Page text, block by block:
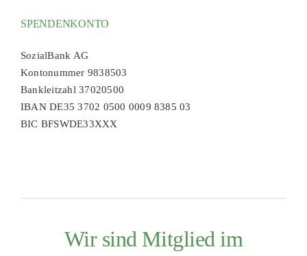
SPENDENKONTO
SozialBank AG
Kontonummer 9838503
Bankleitzahl 37020500
IBAN DE35 3702 0500 0009 8385 03
BIC BFSWDE33XXX
Wir sind Mitglied im